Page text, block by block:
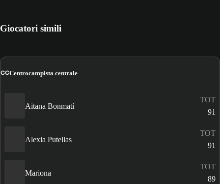
Giocatori simili
CCCentrocampista centrale
Aitana Bonmatí
TOT
91
Alexia Putellas
TOT
91
Mariona
TOT
89